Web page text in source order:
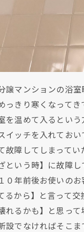
譲マンションの浴室
っきり寒くなって
を温めて入るという
イッチを入れてお
故障してしまってい
という時】に故障
０年前後お使いのお
るから】と言って
れるかも】と思っ
設でなければそこ